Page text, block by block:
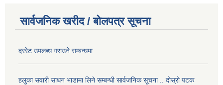
सार्वजनिक खरीद / बोलपत्र सूचना
दररेट उपलब्ध गराउने सम्बन्धमा
हलुका सवारी साधन भाडामा लिने सम्बन्धी सार्वजनिक सूचना .. दोस्रो पटक